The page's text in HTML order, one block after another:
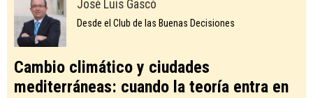
José Luis Gascó
Desde el Club de las Buenas Decisiones
Cambio climático y ciudades
mediterráneas: cuando la teoría entra en